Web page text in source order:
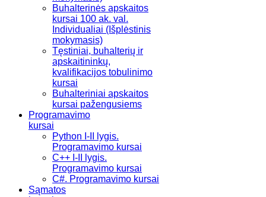
Buhalterinės apskaitos
kursai 100 ak. val.
Individualiai (Išplėstinis
mokymasis)
Tęstiniai, buhalterių ir
apskaitininkų,
kvalifikacijos tobulinimo
kursai
Buhalteriniai apskaitos
kursai pažengusiems
Programavimo
kursai
Python I-II lygis.
Programavimo kursai
C++ I-II lygis.
Programavimo kursai
C#. Programavimo kursai
Sąmatos